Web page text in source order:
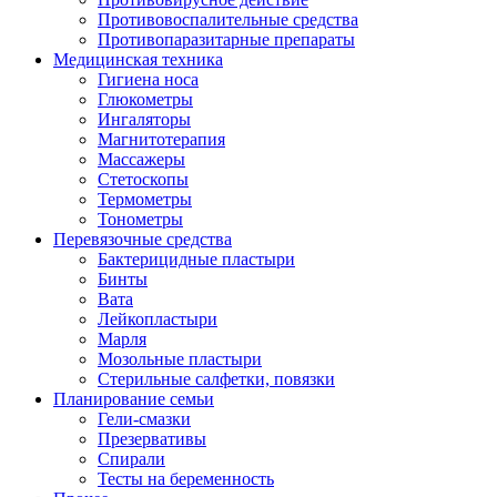
Противовоспалительные средства
Противопаразитарные препараты
Медицинская техника
Гигиена носа
Глюкометры
Ингаляторы
Магнитотерапия
Массажеры
Стетоскопы
Термометры
Тонометры
Перевязочные средства
Бактерицидные пластыри
Бинты
Вата
Лейкопластыри
Марля
Мозольные пластыри
Стерильные салфетки, повязки
Планирование семьи
Гели-смазки
Презервативы
Спирали
Тесты на беременность